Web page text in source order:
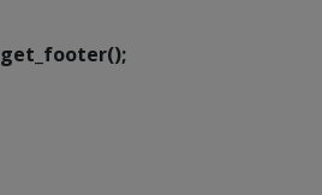
get_footer();